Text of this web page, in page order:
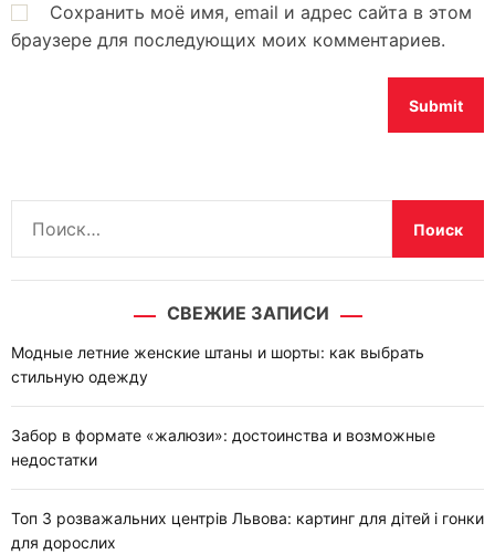
Сохранить моё имя, email и адрес сайта в этом
браузере для последующих моих комментариев.
:
СВЕЖИЕ ЗАПИСИ
Модные летние женские штаны и шорты: как выбрать
стильную одежду
Забор в формате «жалюзи»: достоинства и возможные
недостатки
Топ 3 розважальних центрів Львова: картинг для дітей і гонки
для дорослих